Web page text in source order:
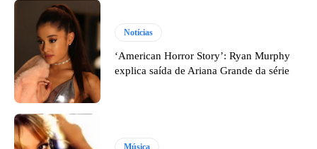
Notícias
‘American Horror Story’: Ryan Murphy
explica saída de Ariana Grande da série
Música